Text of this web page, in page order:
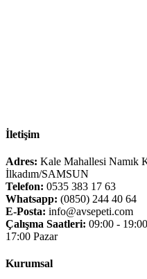
İletişim
Adres: Kale Mahallesi Namık
İlkadım/SAMSUN
Telefon: 0535 383 17 63
Whatsapp: (0850) 244 40 64
E-Posta: info@avsepeti.com
Çalışma Saatleri: 09:00 -
17:00 Pazar
Kurumsal